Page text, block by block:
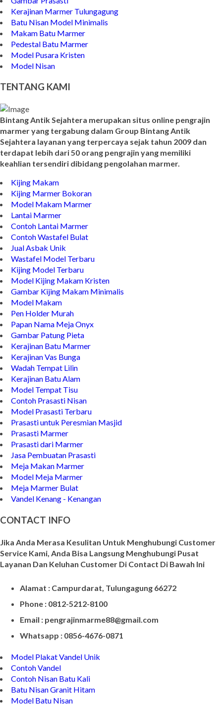
Kerajinan Marmer Tulungagung
Batu Nisan Model Minimalis
Makam Batu Marmer
Pedestal Batu Marmer
Model Pusara Kristen
Model Nisan
TENTANG KAMI
Bintang Antik Sejahtera merupakan situs online pengrajin
marmer yang tergabung dalam Group Bintang Antik
Sejahtera layanan yang terpercaya sejak tahun 2009 dan
terdapat lebih dari 50 orang pengrajin yang memiliki
keahlian tersendiri dibidang pengolahan marmer.
Kijing Makam
Kijing Marmer Bokoran
Model Makam Marmer
Lantai Marmer
Contoh Lantai Marmer
Contoh Wastafel Bulat
Jual Asbak Unik
Wastafel Model Terbaru
Kijing Model Terbaru
Model Kijing Makam Kristen
Gambar Kijing Makam Minimalis
Model Makam
Pen Holder Murah
Papan Nama Meja Onyx
Gambar Patung Pieta
Kerajinan Batu Marmer
Kerajinan Vas Bunga
Wadah Tempat Lilin
Kerajinan Batu Alam
Model Tempat Tisu
Contoh Prasasti Nisan
Model Prasasti Terbaru
Prasasti untuk Peresmian Masjid
Prasasti Marmer
Prasasti dari Marmer
Jasa Pembuatan Prasasti
Meja Makan Marmer
Model Meja Marmer
Meja Marmer Bulat
Vandel Kenang - Kenangan
CONTACT INFO
Jika Anda Merasa Kesulitan Untuk Menghubungi Customer
Service Kami, Anda Bisa Langsung Menghubungi Pusat
Layanan Dan Keluhan Customer Di Contact Di Bawah Ini
Alamat : Campurdarat, Tulungagung 66272
Phone : 0812-5212-8100
Email : pengrajinmarme88@gmail.com
Whatsapp : 0856-4676-0871
Model Plakat Vandel Unik
Contoh Vandel
Contoh Nisan Batu Kali
Batu Nisan Granit Hitam
Model Batu Nisan